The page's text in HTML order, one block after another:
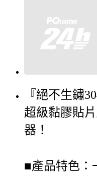
『絕不生鏽
超級黏膠貼
器！
■產品特色：